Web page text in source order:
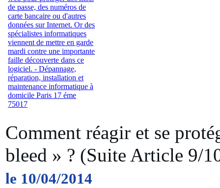
Comment réagir et se
bleed » ? (Suite Article 9/
le 10/04/2014